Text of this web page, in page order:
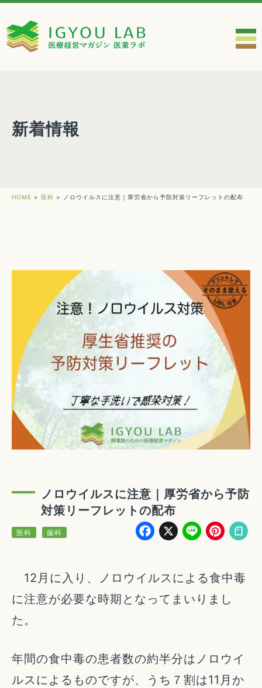
新着情報
HOME > 医科 > ノロウイルスに注意｜厚労省から予防対策リーフレットの配布
ノロウイルスに注意｜厚労省から予防
対策リーフレットの配布
医科 歯科 Facebook
X Line
12月に入り、ノロウイルスによる食中毒
に注意が必要な時期となってまいりまし
た。
年間の食中毒の患者数の約半分はノロウイ
ルスによるものですが、うち７割は11月か